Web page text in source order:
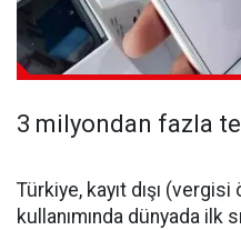
3 milyondan fazla
Türkiye, kayıt dışı
kullanımında dünyada ilk